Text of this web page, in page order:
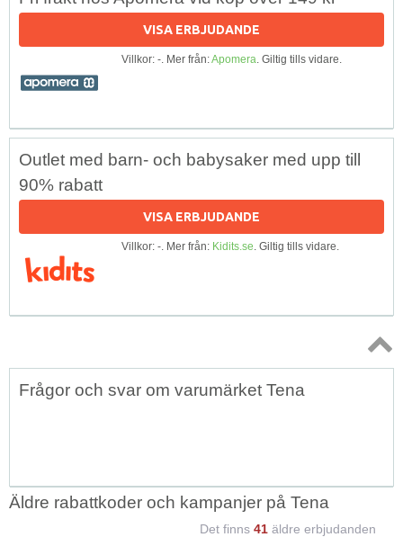
VISA ERBJUDANDE
Villkor: -. Mer från:Apomera. Giltig tills vidare.
Outlet med barn- och babysaker med upp till
90% rabatt
VISA ERBJUDANDE
Villkor: -. Mer från: Kidits.se. Giltig tills vidare.
Topp
Frågor och svar om varumärket Tena
Äldre rabattkoder och kampanjer på Tena
Det finns 41 äldre erbjudanden